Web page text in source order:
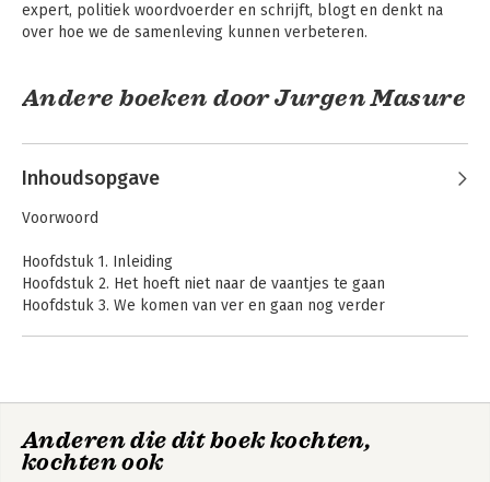
expert, politiek woordvoerder en schrijft, blogt en denkt na
over hoe we de samenleving kunnen verbeteren.
Andere boeken door Jurgen Masure
Bekijk alle boeken
Inhoudsopgave
Voorwoord
Hoofdstuk 1. Inleiding
Hoofdstuk 2. Het hoeft niet naar de vaantjes te gaan
Hoofdstuk 3. We komen van ver en gaan nog verder
Hoofdstuk 8. Wat met onze fauna en flora?
Hoofdstuk 9. We mogen de mens natuurlijk niet vergeten
Anderen die dit boek kochten,
kochten ook